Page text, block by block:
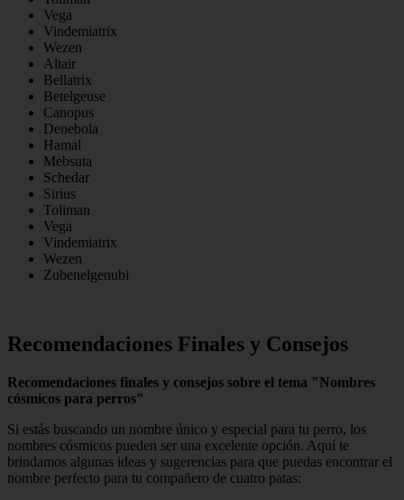
Vega
Vindemiatrix
Wezen
Altair
Bellatrix
Betelgeuse
Canopus
Denebola
Hamal
Mebsuta
Schedar
Sirius
Toliman
Vega
Vindemiatrix
Wezen
Zubenelgenubi
Recomendaciones Finales y Consejos
Recomendaciones finales y consejos sobre el tema "Nombres
cósmicos para perros"
Si estás buscando un nombre único y especial para tu perro, los
nombres cósmicos pueden ser una excelente opción. Aquí te
brindamos algunas ideas y sugerencias para que puedas encontrar el
nombre perfecto para tu compañero de cuatro patas: